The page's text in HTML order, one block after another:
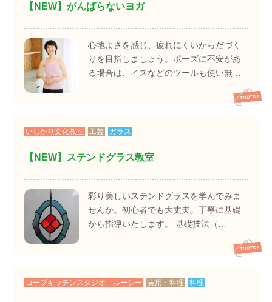
【NEW】がんばらないヨガ
心地よさを感じ、疲れにくいからだづく
りを目指しましょう。ポーズに不安があ
る場合は、イスなどのツールも使い無…
いしかり文化教室 工芸 ガラス
【NEW】ステンドグラス教室
彩り美しいステンドグラスを学んでみま
せんか。初心者でも大丈夫。丁寧に基礎
から指導いたします。 基礎技法（…
コープキッチンスタジオ ルーシー 実用・料理 料理